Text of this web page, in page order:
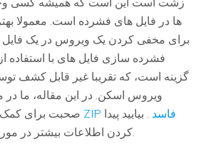
ها در فایل های فشرده است. معمولا
برای مخفی کردن یک ویروس در یک فایل
فشرده سازی فایل های با استفاده
گزینه است، که تقریبا غیر قابل کشف
ویروس اسکن. در این مقاله، ما در
صحبت برای کمک
تعمیر فایل های ZIP فاسد . بیایید پیدا
کردن اطلاعات بیشتر در مورد آن در بخش های بعدی.